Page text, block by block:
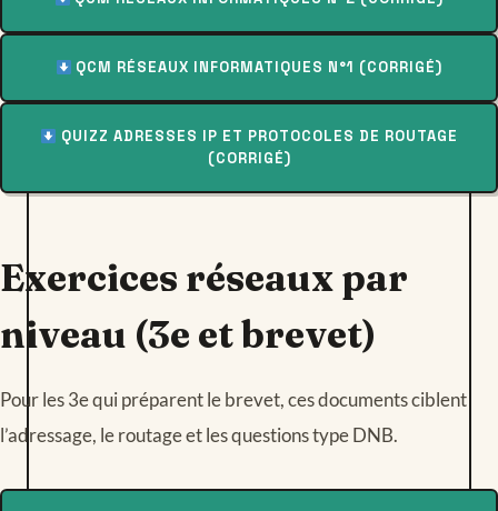
QCM RÉSEAUX INFORMATIQUES N°1 (CORRIGÉ)
QUIZZ ADRESSES IP ET PROTOCOLES DE ROUTAGE
(CORRIGÉ)
Exercices réseaux par
niveau (3e et brevet)
Pour les 3e qui préparent le brevet, ces documents ciblent
l’adressage, le routage et les questions type DNB.